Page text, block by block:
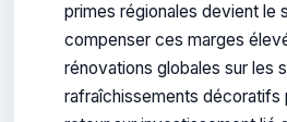
primes régionales devient le
compenser ces marges
rénovations globales sur les
rafraîchissements décoratifs